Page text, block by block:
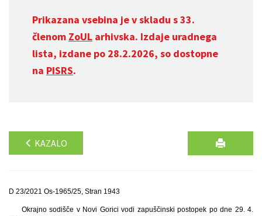
Prikazana vsebina je v skladu s 33.
členom ZoUL arhivska. Izdaje uradnega
lista, izdane po 28.2.2026, so dostopne
na PISRS.
KAZALO
D 23/2021 Os-1965/25, Stran 1943
Okrajno sodišče v Novi Gorici vodi zapuščinski postopek po dne 29. 4.